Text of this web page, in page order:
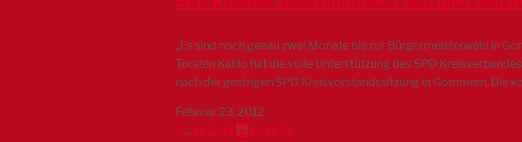
„Es sind noch genau zwei Monate bis zur Bürgermeisterwahl in
Torsten Kahlo hat die volle Unterstützung des SPD
nach der gestrigen SPD Kreisvorstandssitzung in Gommern. Die
Februar 23, 2012
1 … 12 13 1415 16 17 18